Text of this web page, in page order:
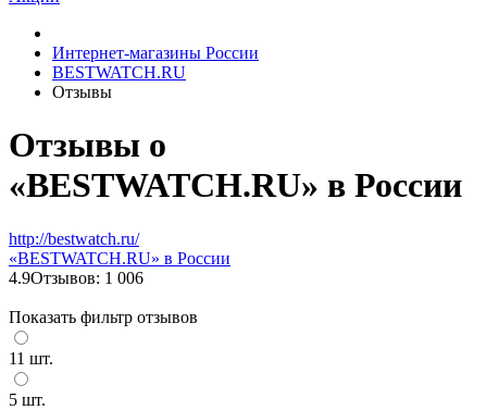
Интернет-магазины России
BESTWATCH.RU
Отзывы
Отзывы о
«BESTWATCH.RU» в России
http://bestwatch.ru/
«BESTWATCH.RU» в России
4.9Отзывов: 1 006
Показать фильтр отзывов
11 шт.
5 шт.